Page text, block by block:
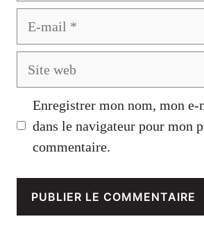
Enregistrer mon nom, mon
dans le navigateur pour mon
commentaire.